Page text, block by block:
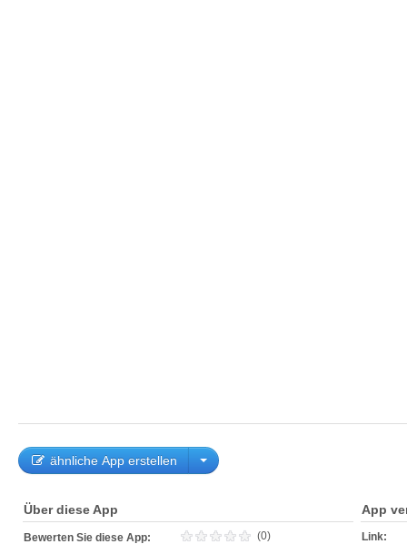
ähnliche App erstellen
Über diese App
Bewerten Sie diese App: (0)
App
Link: